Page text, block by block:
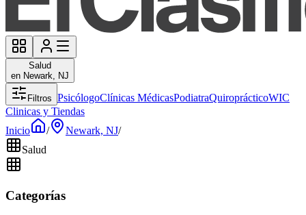
Salud
en Newark, NJ
Filtros PsicólogoClínicas MédicasPodiatraQuiroprácticoWIC
Clinicas y Tiendas
Inicio
/ Newark, NJ/
Salud
Categorías